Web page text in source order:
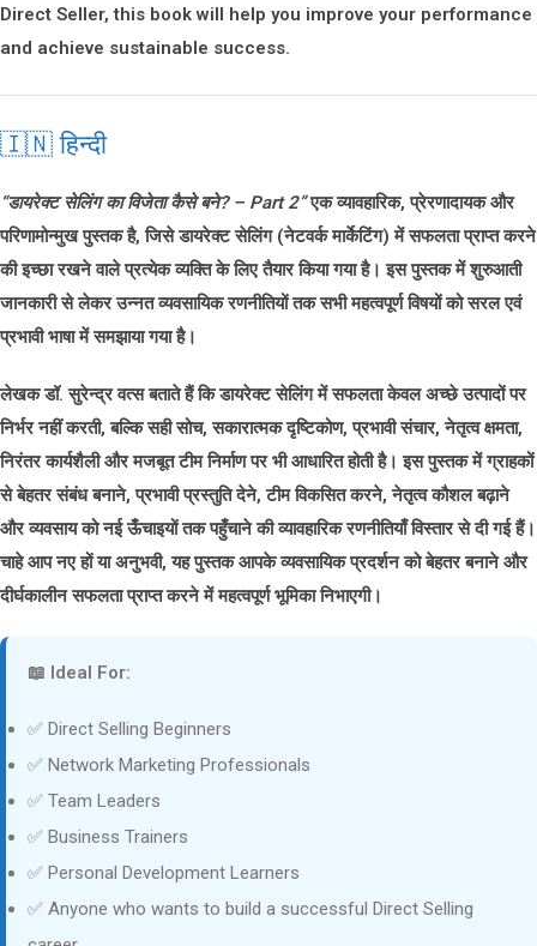
Direct Seller, this book will help you improve your performance
and achieve sustainable success.
🇮🇳 हिन्दी
“डायरेक्ट सेलिंग का विजेता कैसे बने? – Part 2”एक व्यावहारिक, प्रेरणादायक और
परिणामोन्मुख पुस्तक है, जिसे डायरेक्ट सेलिंग (नेटवर्क मार्केटिंग) में सफलता प्राप्त करने
की इच्छा रखने वाले प्रत्येक व्यक्ति के लिए तैयार किया गया है। इस पुस्तक में शुरुआती
जानकारी से लेकर उन्नत व्यवसायिक रणनीतियों तक सभी महत्वपूर्ण विषयों को सरल एवं
प्रभावी भाषा में समझाया गया है।
लेखकडॉ. सुरेन्द्र वत्सबताते हैं कि डायरेक्ट सेलिंग में सफलता केवल अच्छे उत्पादों पर
निर्भर नहीं करती, बल्कि सही सोच, सकारात्मक दृष्टिकोण, प्रभावी संचार, नेतृत्व क्षमता,
निरंतर कार्यशैली और मजबूत टीम निर्माण पर भी आधारित होती है। इस पुस्तक में ग्राहकों
से बेहतर संबंध बनाने, प्रभावी प्रस्तुति देने, टीम विकसित करने, नेतृत्व कौशल बढ़ाने
और व्यवसाय को नई ऊँचाइयों तक पहुँचाने की व्यावहारिक रणनीतियाँ विस्तार से दी गई हैं।
चाहे आप नए हों या अनुभवी, यह पुस्तक आपके व्यवसायिक प्रदर्शन को बेहतर बनाने और
दीर्घकालीन सफलता प्राप्त करने में महत्वपूर्ण भूमिका निभाएगी।
📖 Ideal For:
✅ Direct Selling Beginners
✅ Network Marketing Professionals
✅ Team Leaders
✅ Business Trainers
✅ Personal Development Learners
✅ Anyone who wants to build a successful Direct Selling